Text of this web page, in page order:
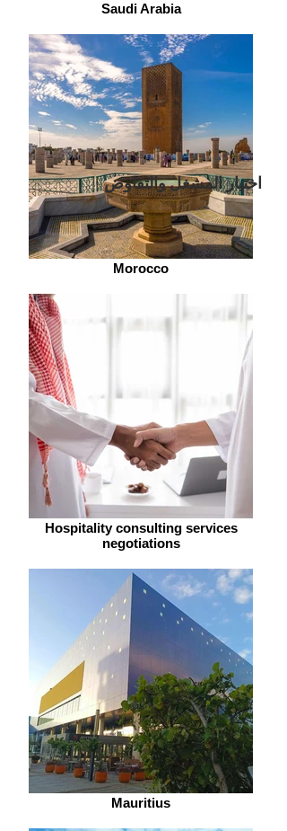
Saudi Arabia
Morocco
Hospitality consulting services
negotiations
Mauritius
اختيار المشغل والتفاوض